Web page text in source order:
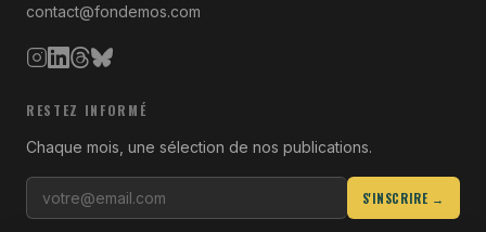
contact@fondemos.com
RESTEZ INFORMÉ
Chaque mois, une sélection de nos publications.
S'INSCRIRE →